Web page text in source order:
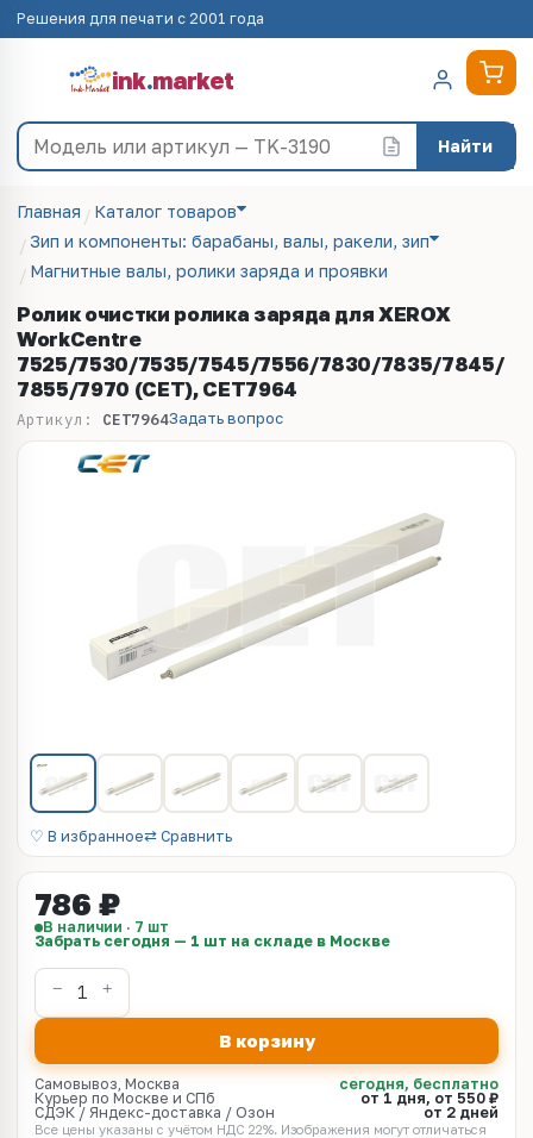
Решения для печати с 2001 года
ink.market
Найти
Главная
Каталог товаров
Зип и компоненты: барабаны, валы, ракели, зип
Магнитные валы, ролики заряда и проявки
Ролик очистки ролика заряда для XEROX
WorkCentre
7525/7530/7535/7545/7556/7830/7835/7845/
7855/7970 (CET), CET7964
Артикул: CET7964Задать вопрос
♡ В избранное⇄ Сравнить
786 ₽
В наличии · 7 шт
Забрать сегодня — 1 шт на складе в Москве
В корзину
Самовывоз, Москва
сегодня, бесплатно
Курьер по Москве и СПб
от 1 дня, от 550 ₽
СДЭК / Яндекс-доставка / Озон
от 2 дней
Все цены указаны с учётом НДС 22%. Изображения могут отличаться